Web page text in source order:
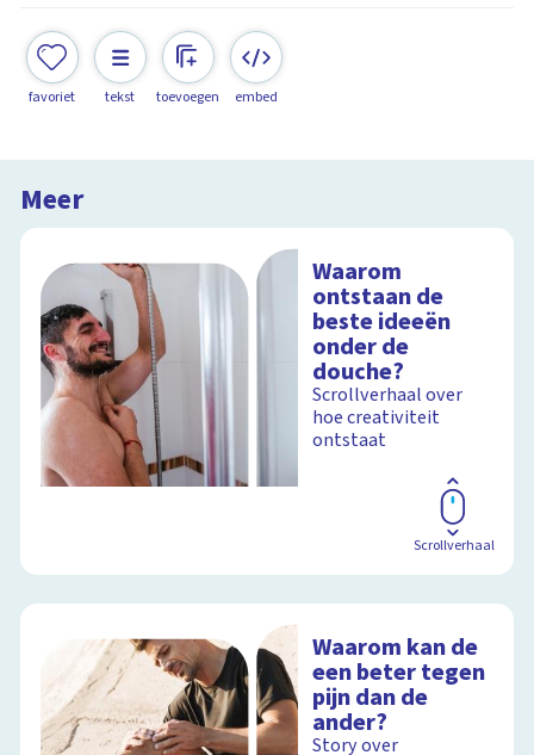
favoriet tekst toevoegen embed
Meer
Waarom
ontstaan de
beste ideeën
onder de
douche?
Scrollverhaal over
hoe creativiteit
ontstaat
Scrollverhaal
Waarom kan de
een beter tegen
pijn dan de
ander?
Story over